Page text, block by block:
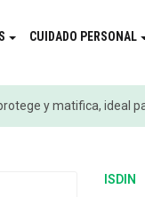
CUIDADO PERSONAL
y matifica, ideal
ISDIN